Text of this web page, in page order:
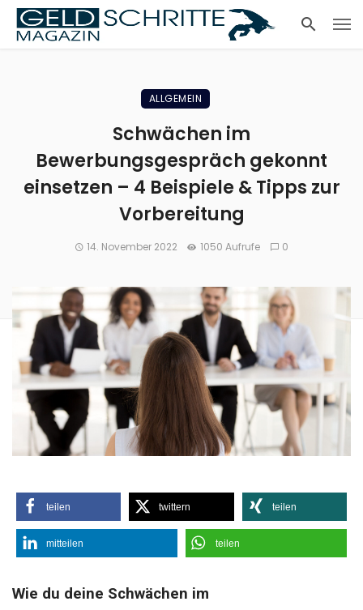
ALLGEMEIN
Schwächen im
Bewerbungsgespräch gekonnt
einsetzen – 4 Beispiele & Tipps zur
Vorbereitung
14. November 2022 1050 Aufrufe 0
teilen twittern teilen
mitteilen teilen
Wie du deine Schwächen im